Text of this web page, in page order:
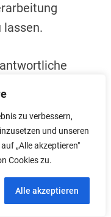
zu verbessern,
und unseren
„Alle akzeptieren"
Cookies zu.
Alle akzeptieren
lassen.
die betroffene
berichtigt oder
Verantwortliche
Wunsch oder
soweit dem